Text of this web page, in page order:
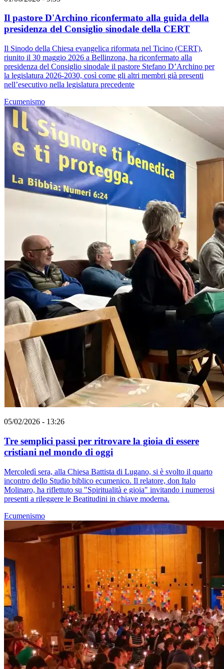
Il pastore D'Archino riconfermato alla guida della
presidenza del Consiglio sinodale della CERT
Il Sinodo della Chiesa evangelica riformata nel Ticino (CERT),
riunito il 30 maggio 2026 a Bellinzona, ha riconfermato alla
presidenza del Consiglio sinodale il pastore Stefano D’Archino per
la legislatura 2026-2030, così come gli altri membri già presenti
nell’esecutivo nella legislatura precedente
Ecumenismo
05/02/2026 - 13:26
Tre semplici passi per ritrovare la gioia di essere
cristiani nel mondo di oggi
Mercoledì sera, alla Chiesa Battista di Lugano, si è svolto il quarto
incontro dello Studio biblico ecumenico. Il relatore, don Italo
Molinaro, ha riflettuto su "Spiritualità e gioia" invitando i numerosi
presenti a rileggere le Beatitudini in chiave moderna.
Ecumenismo